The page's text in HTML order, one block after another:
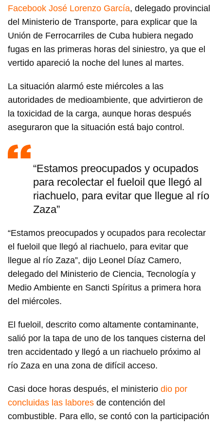
Facebook José Lorenzo García, delegado provincial
del Ministerio de Transporte, para explicar que la
Unión de Ferrocarriles de Cuba hubiera negado
fugas en las primeras horas del siniestro, ya que el
vertido apareció la noche del lunes al martes.
La situación alarmó este miércoles a las
autoridades de medioambiente, que advirtieron de
la toxicidad de la carga, aunque horas después
aseguraron que la situación está bajo control.
“Estamos preocupados y ocupados
para recolectar el fueloil que llegó al
riachuelo, para evitar que llegue al río
Zaza”
“Estamos preocupados y ocupados para recolectar
el fueloil que llegó al riachuelo, para evitar que
llegue al río Zaza”, dijo Leonel Díaz Camero,
delegado del Ministerio de Ciencia, Tecnología y
Medio Ambiente en Sancti Spíritus a primera hora
del miércoles.
El fueloil, descrito como altamente contaminante,
salió por la tapa de uno de los tanques cisterna del
tren accidentado y llegó a un riachuelo próximo al
río Zaza en una zona de difícil acceso.
Casi doce horas después, el ministerio dio por
concluidas las labores de contención del
combustible. Para ello, se contó con la participación